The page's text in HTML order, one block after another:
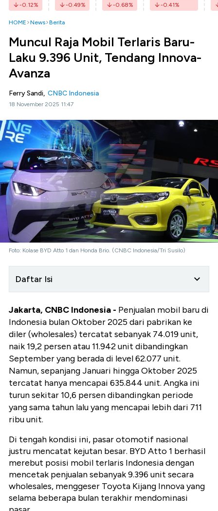
-0.12% -0.49% -0.68% -0.41%
HOME News Berita
Muncul Raja Mobil Terlaris Baru-
Laku 9.396 Unit, Tendang Innova-
Avanza
Ferry Sandi, CNBC Indonesia
18 November 2025 11:47
Foto: Kolase BYD Atto 1 dan Honda Brio. (CNBC Indonesia/Tri Susilo)
Daftar Isi
Jakarta, CNBC Indonesia - Penjualan mobil baru di
Indonesia bulan Oktober 2025 dari pabrikan ke
diler (wholesales) tercatat sebanyak 74.019 unit,
naik 19,2 persen atau 11.942 unit dibandingkan
September yang berada di level 62.077 unit.
Namun, sepanjang Januari hingga Oktober 2025
tercatat hanya mencapai 635.844 unit. Angka ini
turun sekitar 10,6 persen dibandingkan periode
yang sama tahun lalu yang mencapai lebih dari 711
ribu unit.
Di tengah kondisi ini, pasar otomotif nasional
justru mencatat kejutan besar. BYD Atto 1 berhasil
merebut posisi mobil terlaris Indonesia dengan
mencetak penjualan sebanyak 9.396 unit secara
wholesales, menggeser Toyota Kijang Innova yang
selama beberapa bulan terakhir mendominasi